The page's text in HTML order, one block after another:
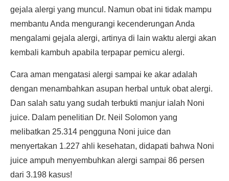
gejala alergi yang muncul. Namun obat ini tidak mampu
membantu Anda mengurangi kecenderungan Anda
mengalami gejala alergi, artinya di lain waktu alergi akan
kembali kambuh apabila terpapar pemicu alergi.
Cara aman mengatasi alergi sampai ke akar adalah
dengan menambahkan asupan herbal untuk obat alergi.
Dan salah satu yang sudah terbukti manjur ialah Noni
juice. Dalam penelitian Dr. Neil Solomon yang
melibatkan 25.314 pengguna Noni juice dan
menyertakan 1.227 ahli kesehatan, didapati bahwa Noni
juice ampuh menyembuhkan alergi sampai 86 persen
dari 3.198 kasus!